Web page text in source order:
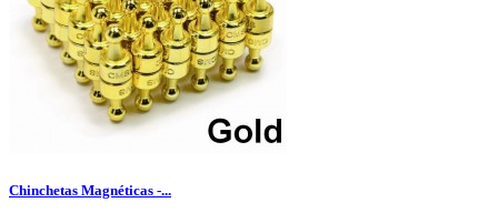
Chinchetas Magnéticas -...